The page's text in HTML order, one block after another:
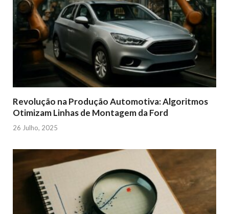
Revolução na Produção Automotiva: Algoritmos
Otimizam Linhas de Montagem da Ford
26 Julho, 2025